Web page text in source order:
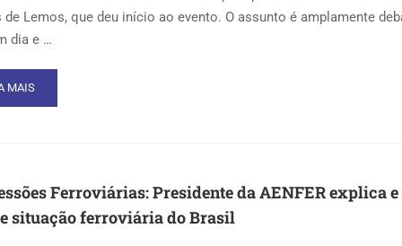
de Lemos, que deu início ao evento. O assunto é amplamente
dia e …
MAIS
Ferroviárias: Presidente da AENFER explica e
situação ferroviária do Brasil